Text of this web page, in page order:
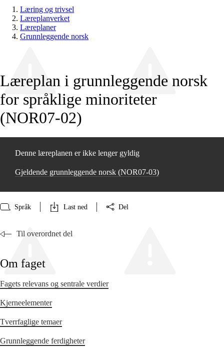
Læring og trivsel
Læreplanverket
Læreplaner
Grunnleggende norsk
Læreplan i grunnleggende norsk
for språklige minoriteter
(NOR07‑02)
Denne læreplanen er ikke lenger gyldig
Gjeldende grunnleggende norsk (NOR07‑03)
Språk Last ned Del
Til overordnet del
Om faget
Fagets relevans og sentrale verdier
Kjerneelementer
Tverrfaglige temaer
Grunnleggende ferdigheter